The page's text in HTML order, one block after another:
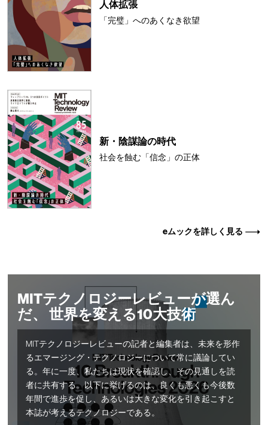
人体拡張
「完璧」へのあくなき欲望
新・陰謀論の時代
社会を蝕む「信念」の正体
eムックを詳しく見る
MITテクノロジーレビューが選ん
だ、 世界を変える10大技術
MITテクノロジーレビューの記者と編集者は、未来を形作
るエマージング・テクノロジーについて常に議論してい
る。年に一度、私たちは現状を確認し、その見通しを読
者に共有する。以下に挙げるのは、良くも悪くも今後数
年間で進歩を促し、あるいは大きな変化を引き起こすと
本誌が考えるテクノロジーである。